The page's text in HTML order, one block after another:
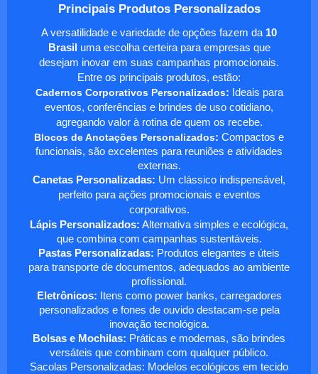
Principais Produtos Personalizados
A versatilidade e variedade de opções fazem da 10
Brasil uma escolha certeira para empresas que
desejam inovar em suas campanhas promocionais.
Entre os principais produtos, estão:
Cadernos Corporativos Personalizados: Ideais para
eventos, conferências e brindes de uso cotidiano,
agregando valor à rotina de quem os recebe.
Blocos de Anotações Personalizados: Compactos e
funcionais, são excelentes para reuniões e atividades
externas.
Canetas Personalizadas: Um clássico indispensável,
perfeito para ações promocionais e eventos
corporativos.
Lápis Personalizados: Alternativa simples e ecológica,
que combina com campanhas sustentáveis.
Pastas Personalizadas: Produtos elegantes e úteis
para transporte de documentos, adequados ao ambiente
profissional.
Eletrônicos: Itens como power banks, carregadores
personalizados e fones de ouvido destacam-se pela
inovação tecnológica.
Bolsas e Mochilas: Práticas e modernas, são brindes
versáteis que combinam com qualquer público.
Sacolas Personalizadas: Modelos ecológicos em tecido